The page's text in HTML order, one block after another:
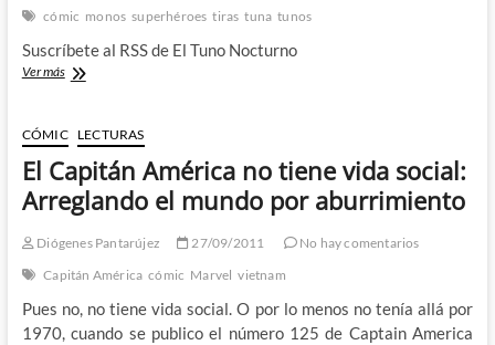
52
The
Savage
cómic monos superhéroes tiras tuna tunos
Suscríbete al RSS de El Tuno Nocturno
Ver másEl
(XLIV)
–
Interrogando
los
CÓMIC LECTURAS
El Capitán América no tiene vida social:
Arreglando el mundo por aburrimiento
Diógenes Pantarújez 27/09/2011
No hay comentarios
Capitán América cómic Marvel vietnam
Pues no, no tiene vida social. O por lo menos no tenía allá por
1970, cuando se publico el número 125 de Captain America